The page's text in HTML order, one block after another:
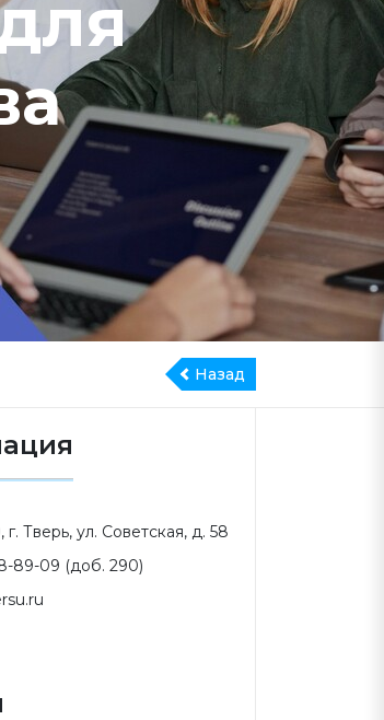
Назад
г. Тверь, ул. Советская, д. 58
89-09 (доб. 290)